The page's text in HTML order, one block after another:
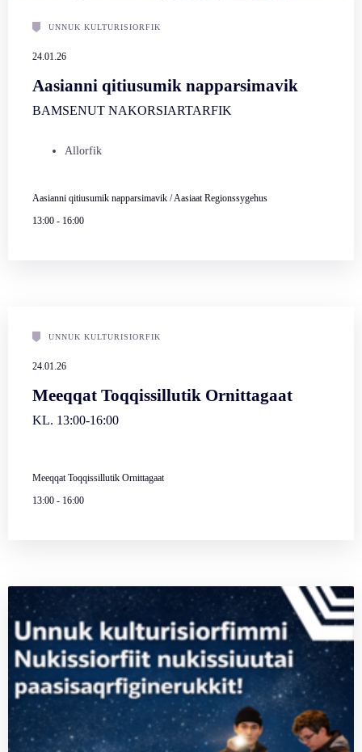
UNNUK KULTURISIORFIK
24.01.26
Aasianni qitiusumik napparsimavik
BAMSENUT NAKORSIARTARFIK
Allorfik
Aasianni qitiusumik napparsimavik / Aasiaat Regionssygehus
13:00 - 16:00
UNNUK KULTURISIORFIK
24.01.26
Meeqqat Toqqissillutik Ornittagaat
KL. 13:00-16:00
Meeqqat Toqqissillutik Ornittagaat
13:00 - 16:00